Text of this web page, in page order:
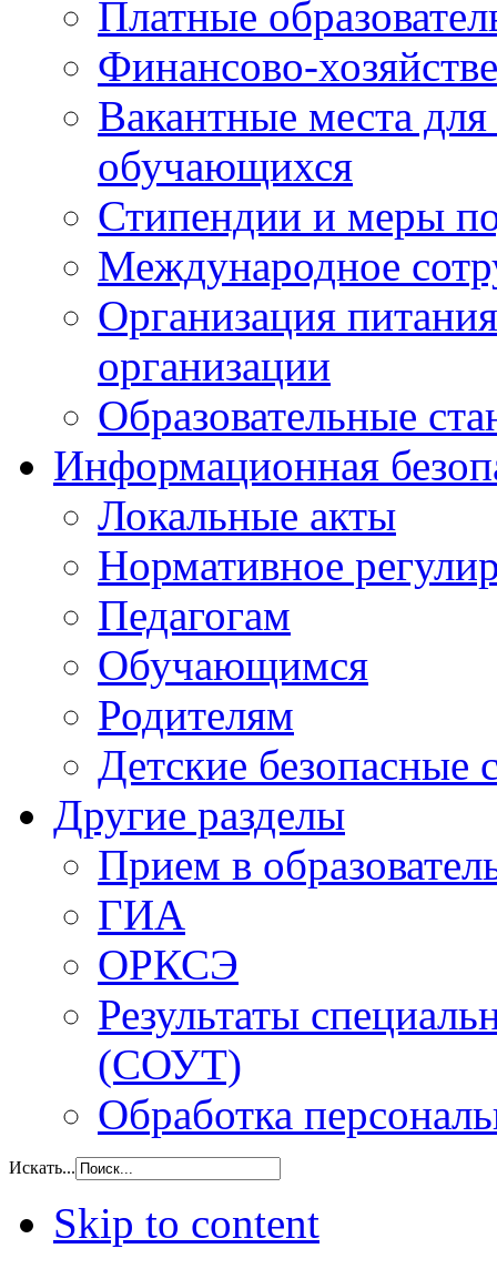
Платные
Финансово-
Вакантные места
обучающихся
Стипендии и меры
Международное
Организация
организации
Образовательные
Информационная
Локальные акты
Нормативное
Педагогам
Обучающимся
Родителям
Детские безопасные
Другие разделы
Прием в
ГИА
ОРКСЭ
Результаты
(СОУТ)
Обработка
Искать...
Skip to content